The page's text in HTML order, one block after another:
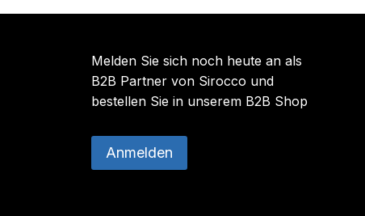
Melden Sie sich noch heute an als
B2B Partner von Sirocco und
bestellen Sie in unserem B2B Shop
Anmelden